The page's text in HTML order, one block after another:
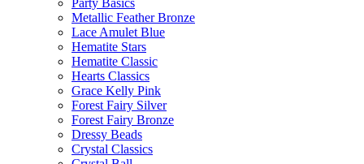
Party Basics
Metallic Feather Bronze
Lace Amulet Blue
Hematite Stars
Hematite Classic
Hearts Classics
Grace Kelly Pink
Forest Fairy Silver
Forest Fairy Bronze
Dressy Beads
Crystal Classics